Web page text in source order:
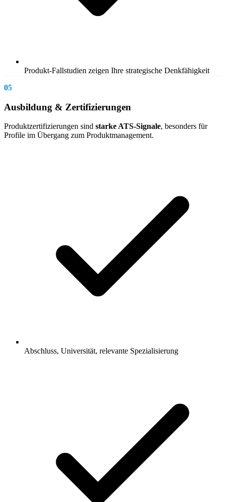
Produkt-Fallstudien zeigen Ihre strategische Denkfähigkeit
05
Ausbildung & Zertifizierungen
Produktzertifizierungen sind starke ATS-Signale, besonders für
Profile im Übergang zum Produktmanagement.
Abschluss, Universität, relevante Spezialisierung